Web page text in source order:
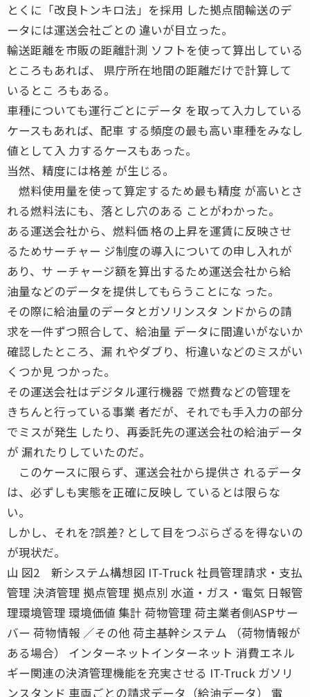
とくに「改良トンキロ法」を採用 した拠点間輸送のデ
ータには運送会社ごとの 違いが目立った。
輸送距離を市販の距離計測 ソフトを使って算出している
ところもあれば、 県庁所在地間の距離だけで計算して
いるとこ ろもある。
車種についても運行ごとにデータ を取って入力している
ケースもあれば、配車 する頻度の最も高い車種をみなし
値として入 力するケースもあった。
当然、精度には格差 が生じる。
燃料使用量を使って算定するため最も精度 が高いとさ
れる燃料法にも、落とし穴のある ことがわかった。
ある運送会社から、燃料価 格の上昇を運賃に反映させ
るためサーチャー ジ制度の導入についての申し入れが
あり、サ ーチャージ額を算出するため運送会社から給
油量などのデータを提供してもらうことにな った。
その際に給油量のデータとガソリンスタ ンドからの請
求を一件ずつ照合して、給油量 データに間違いがないか
確認したところ、漏 れやダブり、桁違いなどのミスがい
くつか見 つかった。
その運送会社はデジタル運行機器 で燃費などの管理を
きちんと行っている事業 者だが、それでも手入力の部分
でミスが発生 したり、再委託先の運送会社の給油データ
が 漏れたりしていたのだ。
このケースに限らず、運送会社から提供さ れるデータ
は、必ずしも実態を正確に反映し ているとは限らな
い。
しかし、それを?誤差? として目をつぶらざるを得ないの
が現状だ。
山 図2 新システム構想図 IT-Truck 社員管理請求・支払
管理 決済管理 拠点管理 拠点別 水道・ガス・電気 日報管
理環境管理 環境価値 集計 荷物管理 荷主業者側ASPサー
バー 荷物情報 ／その他 荷主基幹システム （荷物情報が
ある場合） インターネットインターネット 消費エネル
ギー関連の決済管理機能を充実させる IT-Truck ガソリ
ンスタンド 車両ごとの請求データ（給油データ） 電